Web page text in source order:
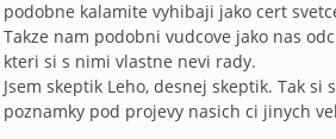
podobne kalamite vyhibaji jako cert
Takze nam podobni vudcove jako nas
kteri si s nimi vlastne nevi rady.
Jsem skeptik Leho, desnej skeptik. Tak
poznamky pod projevy nasich ci jinych